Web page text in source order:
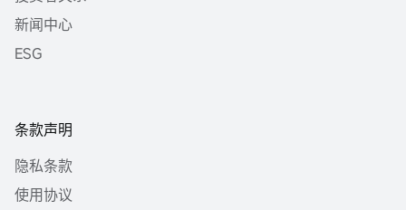
新闻中心
ESG
条款声明
隐私条款
使用协议